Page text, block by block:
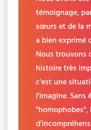
témoignage,
sœurs et de la
a bien exprimé
Nous trouvons
histoire très
c'est une
l'imagine.